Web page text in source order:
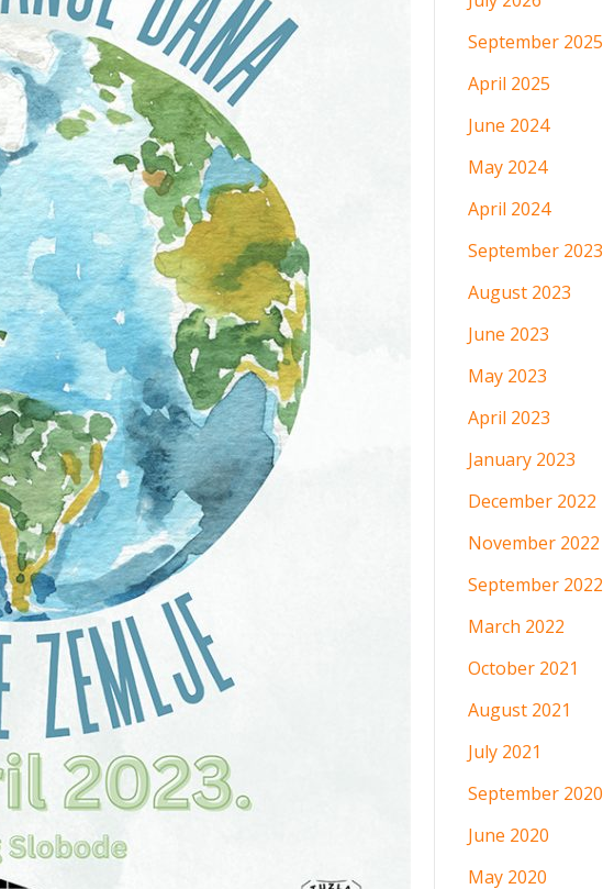
September 2025
April 2025
June 2024
May 2024
April 2024
September 2023
August 2023
June 2023
May 2023
April 2023
January 2023
December 2022
November 2022
September 2022
March 2022
October 2021
August 2021
July 2021
September 2020
June 2020
May 2020